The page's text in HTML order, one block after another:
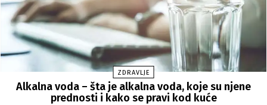
ZDRAVLJE
Alkalna voda – šta je alkalna voda, koje su njene
prednosti i kako se pravi kod kuće